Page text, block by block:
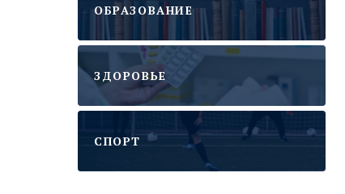
ОБРАЗОВАНИЕ
ЗДОРОВЬЕ
CПОРТ